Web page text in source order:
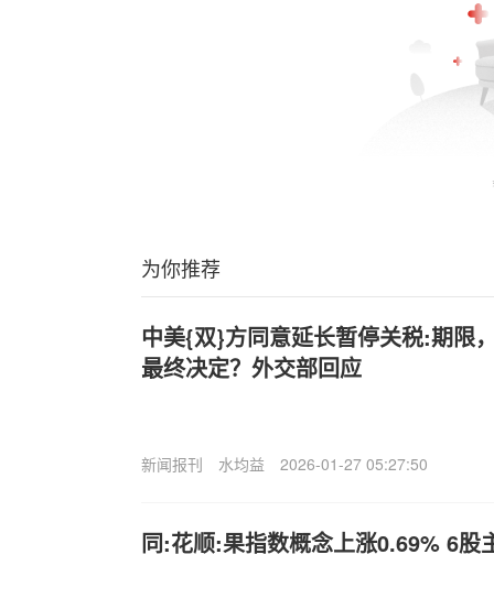
为你推荐
中美{双}方同意延长暂停关税:期限
最终决定？外交部回应
新闻报刊 水均益 2026-01-27 05:27:50
同:花顺:果指数概念上涨0.69% 6股